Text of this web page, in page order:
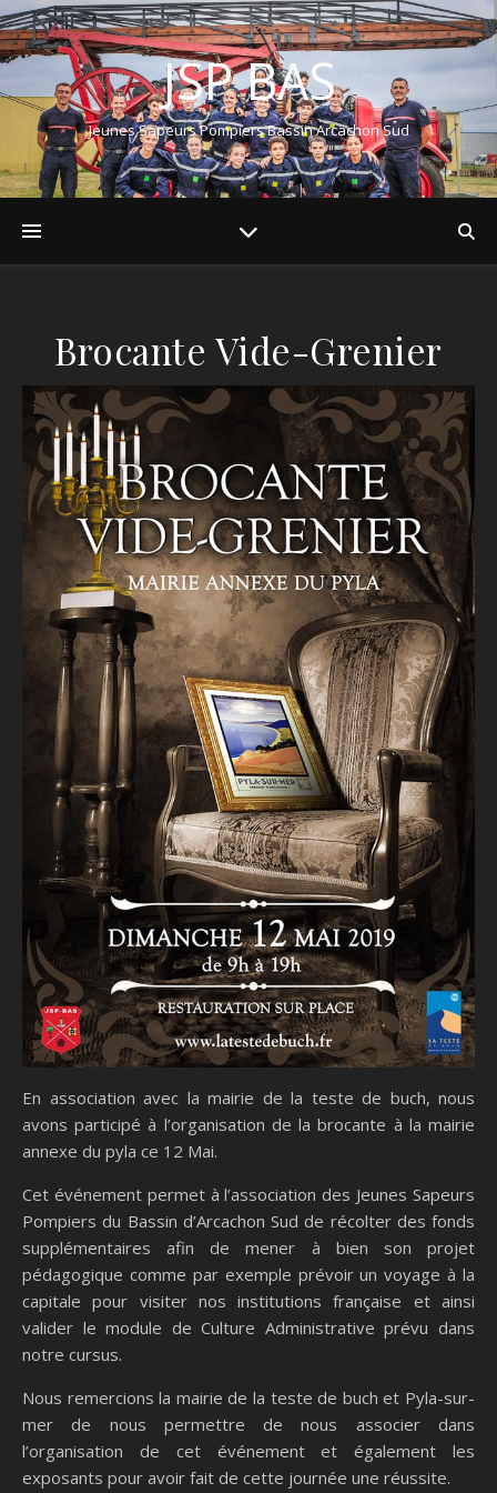
JSP BAS
Jeunes Sapeurs Pompiers Bassin Arcachon Sud
Brocante Vide-Grenier
En association avec la mairie de la teste de buch, nous
avons participé à l’organisation de la brocante à la mairie
annexe du pyla ce 12 Mai.
Cet événement permet à l’association des Jeunes Sapeurs
Pompiers du Bassin d’Arcachon Sud de récolter des fonds
supplémentaires afin de mener à bien son projet
pédagogique comme par exemple prévoir un voyage à la
capitale pour visiter nos institutions française et ainsi
valider le module de Culture Administrative prévu dans
notre cursus.
Nous remercions la mairie de la teste de buch et Pyla-sur-
mer de nous permettre de nous associer dans
l’organisation de cet événement et également les
exposants pour avoir fait de cette journée une réussite.